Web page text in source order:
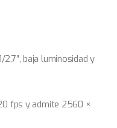
2,7″, baja luminosidad y
fps y admite 2560 ×